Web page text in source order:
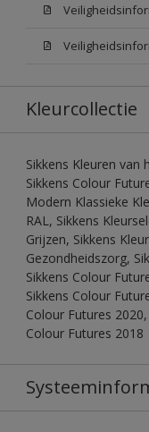
Kleurcollectie
Sikkens Kleuren van
Sikkens Colour
Modern Klassieke
RAL, Sikkens
Grijzen, Sikkens
Gezondheidszorg,
Sikkens Colour
Sikkens Colour
Colour Futures
Colour Futures 2018